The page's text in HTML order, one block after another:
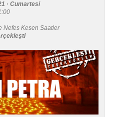
· Cumartesi
Nefes Kesen Saatler